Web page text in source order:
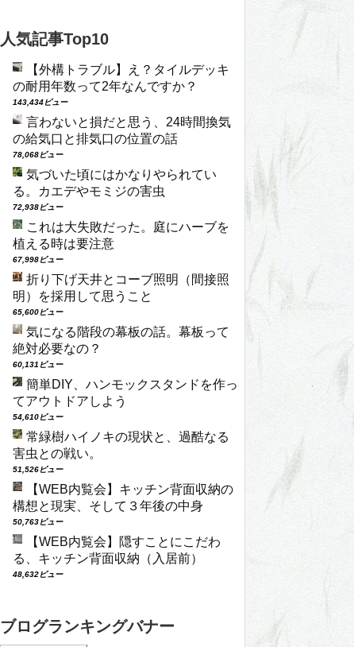
人気記事Top10
【外構トラブル】え？タイルデッキ
の耐用年数って2年なんですか？
143,434ビュー
言わないと損だと思う、24時間換気
の給気口と排気口の位置の話
78,068ビュー
気づいた頃にはかなりやられてい
る。カエデやモミジの害虫
72,938ビュー
これは大失敗だった。庭にハーブを
植える時は要注意
67,998ビュー
折り下げ天井とコーブ照明（間接照
明）を採用して思うこと
65,600ビュー
気になる階段の幕板の話。幕板って
絶対必要なの？
60,131ビュー
簡単DIY、ハンモックスタンドを作っ
てアウトドアしよう
54,610ビュー
常緑樹ハイノキの現状と、過酷なる
害虫との戦い。
51,526ビュー
【WEB内覧会】キッチン背面収納の
構想と現実、そして３年後の中身
50,763ビュー
【WEB内覧会】隠すことにこだわ
る、キッチン背面収納（入居前）
48,632ビュー
ブログランキングバナー